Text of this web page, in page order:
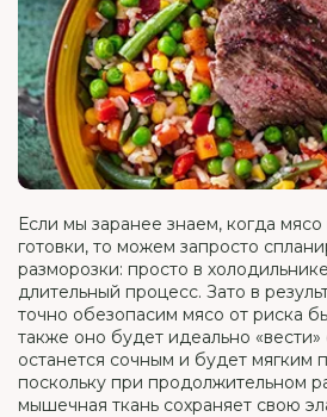
Если мы заранее знаем, когда
готовки, то можем запросто
разморозки: просто в
длительный процесс. Зато в
точно обезопасим мясо от риска
также оно будет идеально «вести»
останется сочным и будет мягким
поскольку при продолжительном
мышечная ткань сохраняет свою